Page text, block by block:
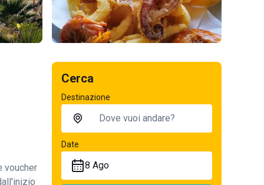
voucher
Cerca
Destinazione
Date
8 Ago